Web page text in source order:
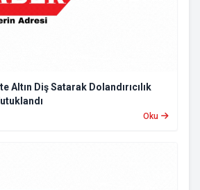
Altın Diş Satarak Dolandırıcılık
Oku